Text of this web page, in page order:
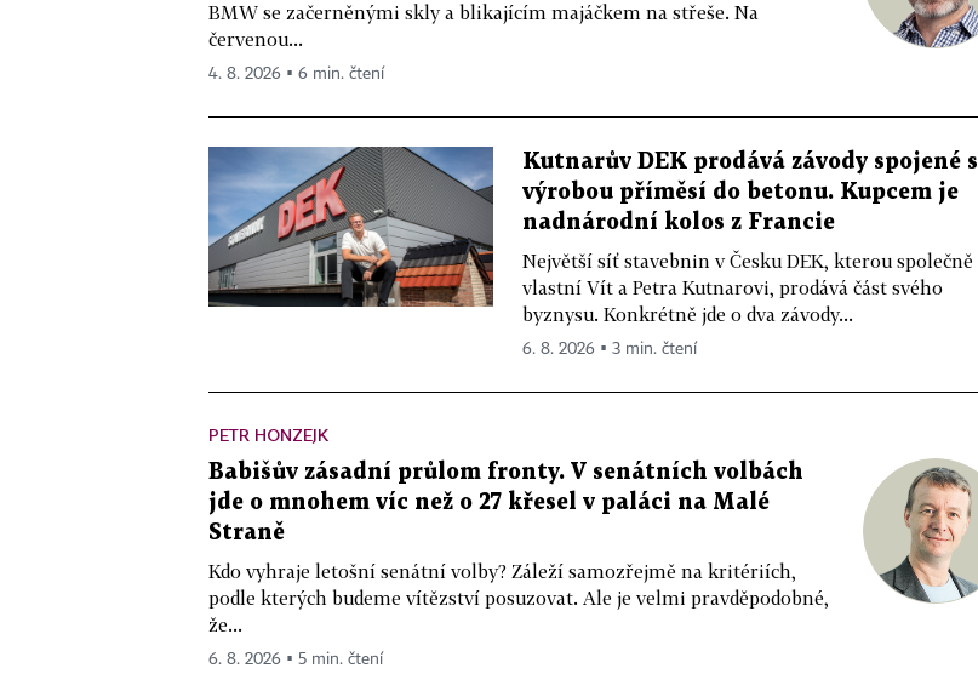
BMW se začerněnými skly a blikajícím majáčkem na střeše. Na
červenou...
4. 8. 2026 ▪ 6 min. čtení
Kutnarův DEK prodává závody spojené s
výrobou příměsí do betonu. Kupcem je
nadnárodní kolos z Francie
Největší síť stavebnin v Česku DEK, kterou společně
vlastní Vít a Petra Kutnarovi, prodává část svého
byznysu. Konkrétně jde o dva závody...
6. 8. 2026 ▪ 3 min. čtení
PETR HONZEJK
Babišův zásadní průlom fronty. V senátních volbách
jde o mnohem víc než o 27 křesel v paláci na Malé
Straně
Kdo vyhraje letošní senátní volby? Záleží samozřejmě na kritériích,
podle kterých budeme vítězství posuzovat. Ale je velmi pravděpodobné,
že...
6. 8. 2026 ▪ 5 min. čtení